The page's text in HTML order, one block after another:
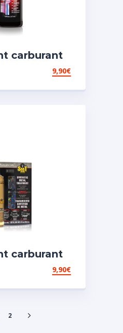
carburant
9,90€
carburant
9,90€
2